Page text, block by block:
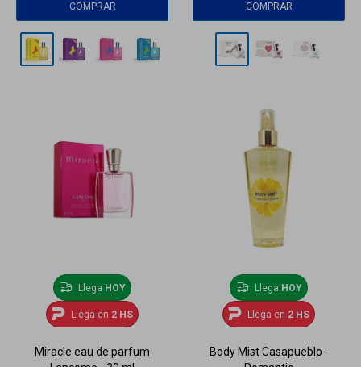
Llega HOY
Llega en 2 HS
Miracle eau de parfum
Llega HOY
Llega en 2 HS
Body Mist Casapueblo -